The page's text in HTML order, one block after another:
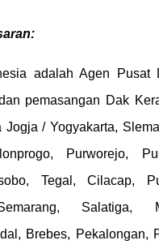
adalah Agen Pusat
pemasangan Dak
Jogja / Yogyakarta,
Purworejo,
Tegal, Cilacap,
Salatiga,
Brebes, Pekalongan,